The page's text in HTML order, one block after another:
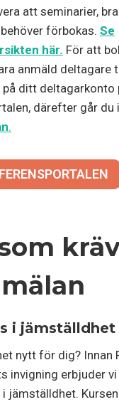
att seminarier,
förbokas. Se
här. För att
anmäld deltagare
ditt deltagarkonto
därefter går du
.
i jämställdhet
nytt för dig? Innan
invigning erbjuder vi
i jämställdhet.